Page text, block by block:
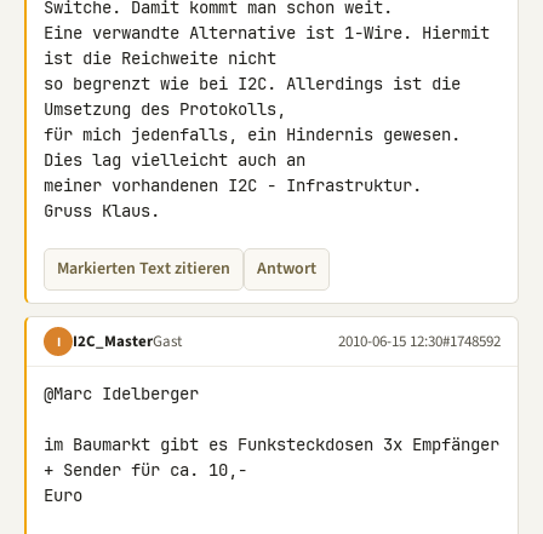
Switche. Damit kommt man schon weit.
Eine verwandte Alternative ist 1-Wire. Hiermit
ist die Reichweite nicht
so begrenzt wie bei I2C. Allerdings ist die
Umsetzung des Protokolls,
für mich jedenfalls, ein Hindernis gewesen.
Dies lag vielleicht auch an
meiner vorhandenen I2C - Infrastruktur.
Gruss Klaus.
Markierten Text zitieren Antwort
I I2C_MasterGast 2010-06-15 12:30#1748592
@Marc Idelberger
im Baumarkt gibt es Funksteckdosen 3x Empfänger
+ Sender für ca. 10,-
Euro